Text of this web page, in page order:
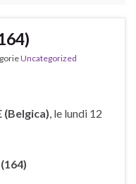
Uncategorized
(Belgica), le lundi 12